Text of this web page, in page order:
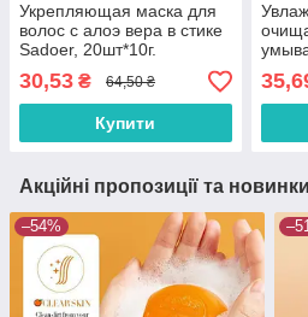
Укрепляющая маска для
волос с алоэ вера в стике
Sadoer, 20шт*10г.
30,53 ₴ 64,50 ₴
Купити
Акційні пропозиції та новинки
–54%